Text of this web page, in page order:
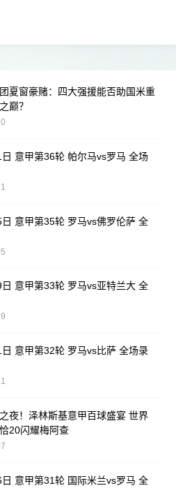
夏窗豪赌：四大强援能否助国米重
巅？
意甲第36轮 帕尔马vs罗马 全场
意甲第35轮 罗马vs佛罗伦萨 全
意甲第33轮 罗马vs亚特兰大 全
意甲第32轮 罗马vs比萨 全场录
夜！泽林斯基意甲百球盛宴 世界
20闪耀梅阿查
意甲第31轮 国际米兰vs罗马 全